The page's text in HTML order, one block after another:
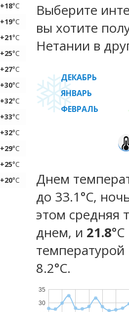
+18°C
+19°C
+21°C
+25°C
+27°C
+30°C
+32°C
+33°C
+32°C
+29°C
+25°C
+20°C
Выберите
вы хотите
Нетании в
ДЕКАБРЬ
ЯНВАРЬ
ФЕВРАЛЬ
Днем
до 33.1°C,
этом средняя
днем, и 21.8
температурой
8.2°С.
30
35